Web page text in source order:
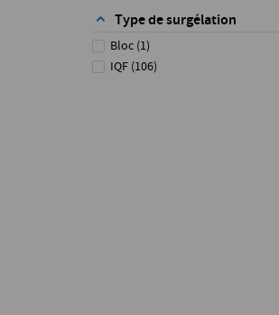
Type de surgélation
Bloc (1)
IQF (106)